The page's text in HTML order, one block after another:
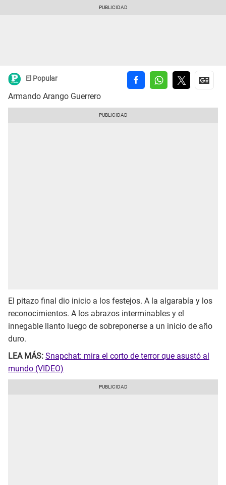
El Popular
Armando Arango Guerrero
El pitazo final dio inicio a los festejos. A la algarabía y los
reconocimientos. A los abrazos interminables y el
innegable llanto luego de sobreponerse a un inicio de año
duro.
LEA MÁS: Snapchat: mira el corto de terror que asustó al
mundo (VIDEO)